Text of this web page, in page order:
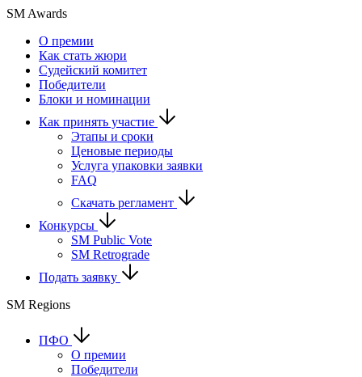
SM Awards
О премии
Как стать жюри
Судейский комитет
Победители
Блоки и номинации
Как принять участие
Этапы и сроки
Ценовые периоды
Услуга упаковки заявки
FAQ
Скачать регламент
Конкурсы
SM Public Vote
SM Retrograde
Подать заявку
SM Regions
ПФО
О премии
Победители